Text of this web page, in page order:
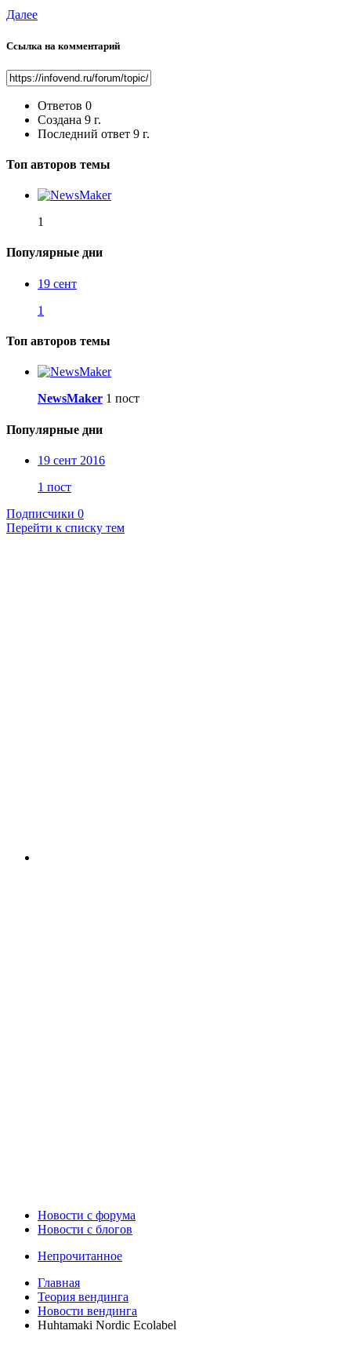
Далее
Ссылка на комментарий
Ответов 0
Создана 9 г.
Последний ответ 9 г.
Топ авторов темы
1
Популярные дни
19 сент
1
Топ авторов темы
NewsMaker 1 пост
Популярные дни
19 сент 2016
1 пост
Подписчики 0
Перейти к списку тем
Новости c форума
Новости с блогов
Непрочитанное
Главная
Теория вендинга
Новости вендинга
Huhtamaki Nordic Ecolabel